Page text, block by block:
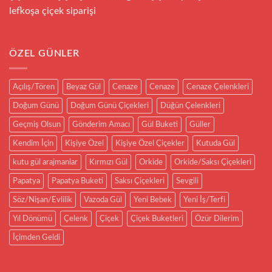
lefkoşa çiçek siparişi
ÖZEL GÜNLER
Açılış/Tören Beyaz Gül Cenaze Cenaze Cenaze Çelenkleri
Doğum Günü Doğum Günü Çiçekleri Düğün Çelenkleri
Geçmiş Olsun Gönderim Amacı Gül Buketi Güller
Kendim İçin Kişiye Özel Kişiye Özel Çiçekler Kutuda Gül
kutu gül arajmanlar Kırmızı Gül Orkide Orkide/Saksı Çiçekleri
Papatya Papatya Buketi Saksı Çiçekleri Sevgili
Söz/Nişan/Evlilik Vazoda Gül Yeni Bebek Yeni İş/Terfi
Yıl Dönümü Çelenk Çiçek Çiçek Buketleri Özür Dilerim
İçimden Geldi